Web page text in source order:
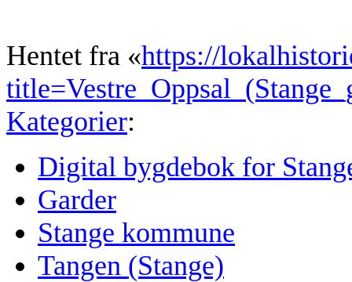
Hentet fra «https://
Kategorier:
Digital bygdebok for
Garder
Stange kommune
Tangen (Stange)